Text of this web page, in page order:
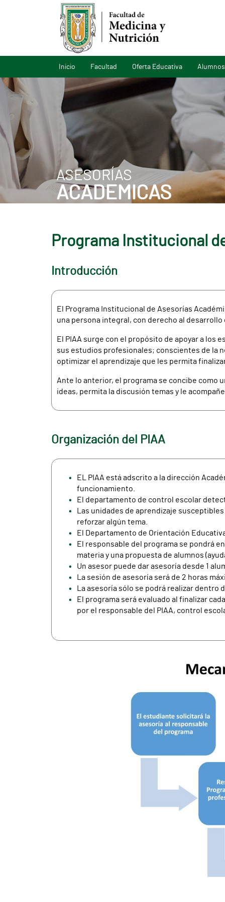
Inicio Facultad Oferta Educativa Alumnos
ASESORÍAS
ACADEMICAS
Programa Institucional
Introducción
El Programa Institucional de Asesorías
una persona integral, con derecho al
El PIAA surge con el propósito de apoyar a
sus estudios profesionales; conscientes de la
optimizar el aprendizaje que les permita
Ante lo anterior, el programa se concibe como
ideas, permita la discusión temas y le
Organización del PIAA
EL PIAA está adscrito a la dirección
funcionamiento.
El departamento de control escolar
Las unidades de aprendizaje
reforzar algún tema.
El Departamento de Orientación
El responsable del programa se pondrá
materia y una propuesta de alumnos
Un asesor puede dar asesoría desde 1
La sesión de asesoría será de 2 horas
La asesoría sólo se podrá realizar dentro
El programa será evaluado al finalizar
por el responsable del PIAA, control